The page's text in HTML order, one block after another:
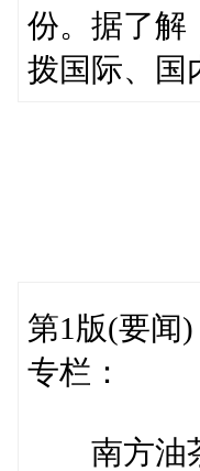
份。据了解
拨国际、国
第1版(要闻)
专栏：
南方油茶